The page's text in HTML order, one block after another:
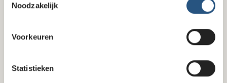
Noodzakelijk
Voorkeuren
Statistieken